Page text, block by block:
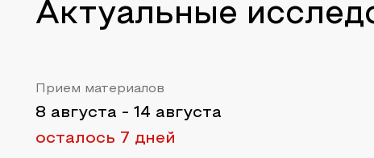
Актуальные
Прием материалов
8 августа - 14 августа
осталось 7 дней